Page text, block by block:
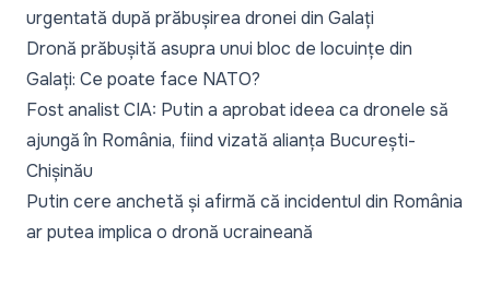
urgentată după prăbușirea dronei din Galați
Dronă prăbușită asupra unui bloc de locuințe din
Galați: Ce poate face NATO?
Fost analist CIA: Putin a aprobat ideea ca dronele să
ajungă în România, fiind vizată alianța București-
Chișinău
Putin cere anchetă și afirmă că incidentul din România
ar putea implica o dronă ucraineană